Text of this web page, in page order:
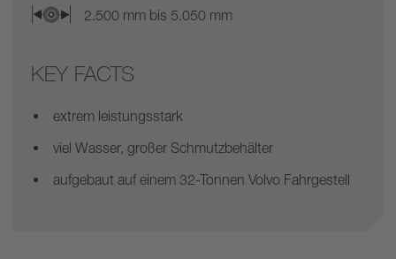
2.500 mm bis 5.050 mm
KEY FACTS
extrem leistungsstark
viel Wasser, großer Schmutzbehälter
aufgebaut auf einem 32-Tonnen Volvo Fahrgestell